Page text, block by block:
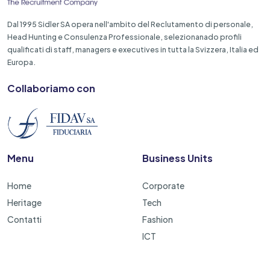
Dal 1995 Sidler SA opera nell'ambito del Reclutamento di personale,
Head Hunting e Consulenza Professionale, selezionanado profili
qualificati di staff, managers e executives in tutta la Svizzera, Italia ed
Europa.
Collaboriamo con
Menu
Home
Heritage
Contatti
Business Units
Corporate
Tech
Fashion
ICT